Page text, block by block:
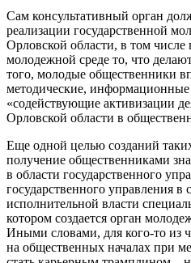
Сам консультативный орган
реализации государственной
Орловской области, в том числе
молодежной среде то, что
того, молодые общественники
методические,
«содействующие активизации
Орловской области в
Еще одной целью созданий
получение общественниками
в области государственного
государственного управления в
исполнительной власти
котором создается орган
Иными словами, для кого-то из
на общественных началах при